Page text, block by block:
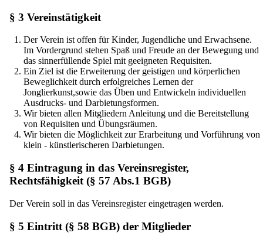
§ 3 Vereinstätigkeit
Der Verein ist offen für Kinder, Jugendliche und Erwachsene.
Im Vordergrund stehen Spaß und Freude an der Bewegung und
das sinnerfüllende Spiel mit geeigneten Requisiten.
Ein Ziel ist die Erweiterung der geistigen und körperlichen
Beweglichkeit durch erfolgreiches Lernen der
Jonglierkunst,sowie das Üben und Entwickeln individuellen
Ausdrucks- und Darbietungsformen.
Wir bieten allen Mitgliedern Anleitung und die Bereitstellung
von Requisiten und Übungsräumen.
Wir bieten die Möglichkeit zur Erarbeitung und Vorführung von
klein - künstlerischeren Darbietungen.
§ 4 Eintragung in das Vereinsregister,
Rechtsfähigkeit (§ 57 Abs.1 BGB)
Der Verein soll in das Vereinsregister eingetragen werden.
§ 5 Eintritt (§ 58 BGB) der Mitglieder